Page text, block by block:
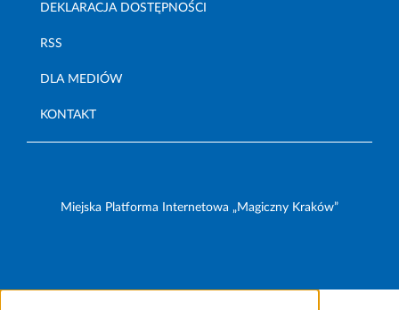
DEKLARACJA DOSTĘPNOŚCI
RSS
DLA MEDIÓW
KONTAKT
Miejska Platforma Internetowa „Magiczny Kraków”